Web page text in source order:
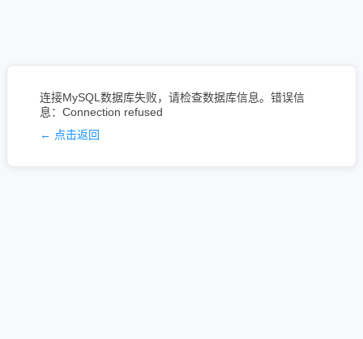
连接MySQL数据库失败，请检查数据库信息。错误信
息：Connection refused
← 点击返回